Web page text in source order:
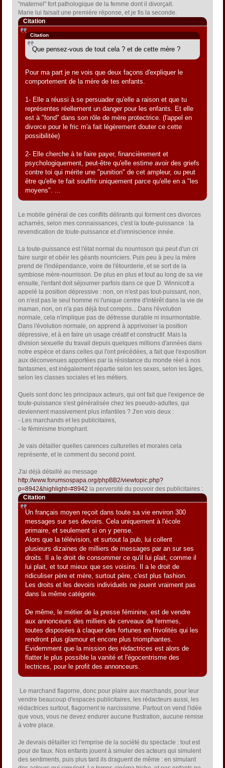
"maternel" fort pathologique de la femme dont il divorçait.
Marie lui faisait une première réponse, et je fis la seconde.
Citation
Citation
Que pensez-vous de tout cela ? et de cette mère ?
Pour ma part je ne vois que deux façons d'expliquer le
comportement de la mère de tes enfants.
1- Elle a réussi à se persuader qu'elle a raison et que tu
représentes réellement un danger pour les enfants. Et elle
est à "fond" dans son rôle de mère protectrice. (l'appel en
divorce pour le fric m'a fait légèrement douter ce cette
possibilitée)
2- Elle cherche à te faire payer, financièrement et
psychologiquement, peut-être qu'elle estime avoir des griefs
contre toi qui mérite une "punition" de cet ampleur, ou peut
être qu'elle te fait souffrir uniquement parce qu'elle en a "les
moyens". ...
Le mobile général de ces conflits délirants qui forment ces divorces
acharnés, selon mes connaissances, c'est la toute-puissance : la
revendication de toute-puissance et d'omniscience innée.
La toute-puissance est l'état normal du nourrisson qui peut d'un cri
faire surgir et obéir les géants nourriciers. Puis peu à peu la mère
prend de l'indépendance, voire de l'étourderie, et se sort de la
symbiose mère-nourrisson. De plus en plus et tout au long de sa vie
ensuite, l'enfant doit séjourner parfois dans ce que D. Winnicott a
appelé la position dépressive : non, on n'est pas tout-puissant, non,
on n'est pas le seul homme ni l'unique centre d'intérêt dans la vie de
maman, non, on n'a pas déjà tout compris... Dans l'évolution
normale, cela n'implique pas de détresse durable ni insurmontable.
Dans l'évolution normale, on apprend à apprivoiser la position
dépressive, et à en faire un usage créatif et constructif. Mais la
division sexuelle du travail depuis quelques millions d'années dans
notre espèce et dans celles qui l'ont précédées, a fait que l'exposition
aux déconvenues apportées par la résistance du monde réel à nos
fantasmes, est inégalement répartie selon les sexes, selon les âges,
selon les classes sociales et les métiers.
Quels sont donc les principaux acteurs, qui ont fait que l'exigence de
toute-puissance s'est généralisée chez les pseudo-adultes, qui
deviennent massivement plus infantiles ? J'en vois deux :
- Les marchands et les publicitaires,
- le féminisme triomphant.
Je vais détailler quelles carences culturelles et morales cela
représente, et le comment du second point.
J'ai déjà détaillé au message
http://www.forumsospapa.org/phpBB2/viewtopic.php?
p=8942&highlight=#8942 la perversité du pouvoir des publicitaires :
Citation
Un français moyen reçoit dans toute sa vie environ 300
messages sur ses devoirs. Cela uniquement à l'école
primaire, et seulement si on y pense.
Alors que la télévision, et surtout la pub, lui collent
plusieurs dizaines de milliers de messages par an sur ses
droits. Il a le droit de consommer ce qu'il lui plait, comme il
lui plait, et tout mieux que ses voisins. Il a le droit de
ridiculiser père et mère, surtout père, c'est plus fashion.
Les droits et les devoirs individuels ne jouent vraiment pas
dans la même catégorie.
De même, le métier de la presse féminine, est de vendre
aux annonceurs des milliers de cerveaux de femmes,
toutes disposées à claquer des fortunes en frivolités qui les
rendront plus glamour et encore plus triomphantes.
Evidemment que la mission des rédactrices est alors de
flatter le plus possible la vanité et l'égocentrisme des
lectrices, pour le profit des annonceurs.
Le marchand flagorne, donc pour plaire aux marchands, pour leur
vendre beaucoup d'espaces publicitaires, les rédacteurs aussi, les
rédactrices surtout, flagornent le narcissisme. Partout on vend l'idée
que vous, vous ne devez endurer aucune frustration, aucune remise
à votre place.
Je devrais détailler ici l'emprise de la société du spectacle : tout est
pour de faux. Nos enfants jouent à simuler des acteurs qui simulent
des sentiments, puis plus tard ils draguent de même : en simulant